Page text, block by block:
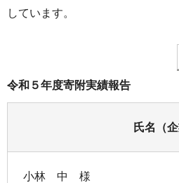
しています。
令和５年度寄附実績報告
氏名（企
小林 中 様